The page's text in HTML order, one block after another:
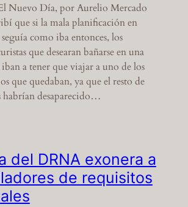
Nuevo Día, por Aurelio Mercado
que si la mala planificación en
seguía como iba entonces, los
que desearan bañarse en una
a tener que viajar a uno de los
que quedaban, ya que el resto de
habrían desaparecido…
del DRNA exonera a
de requisitos